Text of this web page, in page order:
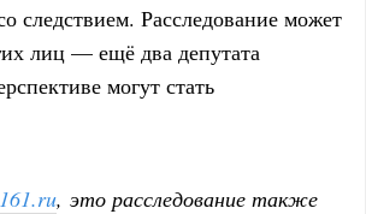
следствием. Расследование может
лиц — ещё два депутата
могут стать
161.ru, это расследование также